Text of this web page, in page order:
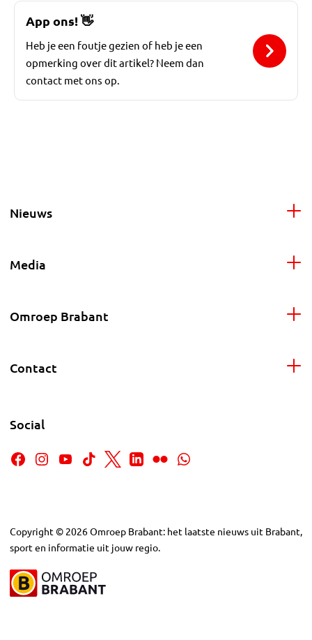
App ons!👋
Heb je een foutje gezien of heb je een
opmerking over dit artikel? Neem dan
contact met ons op.
Nieuws
Media
Omroep Brabant
Contact
Social
Copyright © 2026Omroep Brabant: het laatste nieuws uit Brabant,
sport en informatie uit jouw regio.